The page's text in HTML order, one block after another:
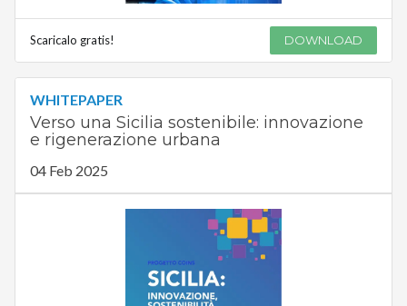
Scaricalo gratis! DOWNLOAD
WHITEPAPER
Verso una Sicilia sostenibile: innovazione
e rigenerazione urbana
04 Feb 2025